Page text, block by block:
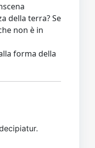
della terra? Se
non è in
forma della